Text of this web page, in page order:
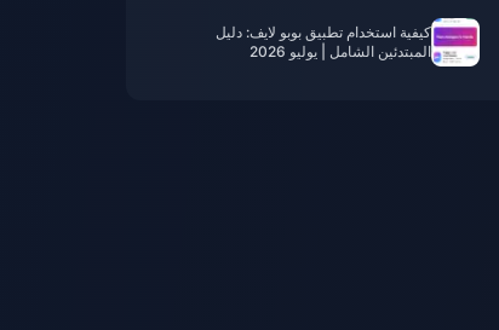
كيفية استخدام تطبيق بوبو لايف: دليل
المبتدئين الشامل | يوليو 2026